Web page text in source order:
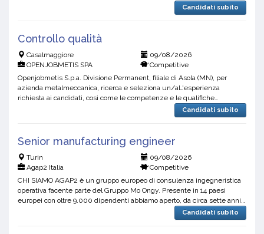
PROGETTISTA ELETTRICO - SENIOR La risorsa avrà le segue...
Candidati subito
Controllo qualità
Casalmaggiore
09/08/2026
OPENJOBMETIS SPA
Competitive
Openjobmetis S.p.a. Divisione Permanent, filiale di Asola (MN), per
azienda metalmeccanica, ricerca e seleziona un/aL'esperienza
richiesta ai candidati, così come le competenze e le qualifiche
aggiuntive necessarie per questo lavoro, sono elencate d...Candidati subito
Senior manufacturing engineer
Turin
09/08/2026
Agap2 Italia
Competitive
CHI SIAMO AGAP2 è un gruppo europeo di consulenza ingegneristica
operativa facente parte del Gruppo Mo Ongy. Presente in 14 paesi
europei con oltre 9.000 dipendenti abbiamo aperto, da circa sette anni,
Candidati subito